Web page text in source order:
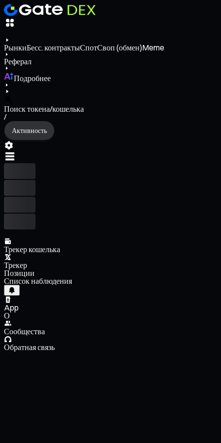
РынкиБесс. контрактыСпотСвоп (обмен)Meme
Реферал
Подробнее
Поиск токена/кошелька
/
Активность
Трекер кошелька
Трекер
Позиции
Список наблюдения
App
О
Сообщества
Обратная связь